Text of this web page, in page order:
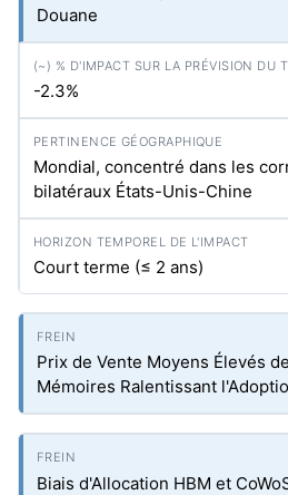
Douane
-2.3%
Mondial, concentré dans les
bilatéraux États-Unis-Chine
Court terme (≤ 2 ans)
Prix de Vente Moyens Élevés
Mémoires Ralentissant
Biais d'Allocation HBM et